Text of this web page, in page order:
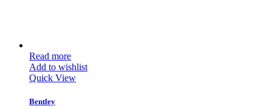
Read more
Add to wishlist
Quick View
Bentley